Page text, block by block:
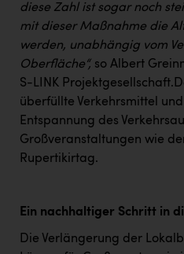
Vier Diamanten
Vorlagenportal
Wir besiegen Krebs
Wirtschaftskammer OÖ
ZGONC
ZULuft - Zukunft Luft Austria
diese Zahl ist sogar noch
mit dieser Maßnahme die
werden, unabhängig vom
Oberfläche“, so Albert
S-LINK
überfüllte Verkehrsmittel
Entspannung des
Großveranstaltungen wie
Rupertikirtag.
Ein nachhaltiger Schritt in
Die Verlängerung der